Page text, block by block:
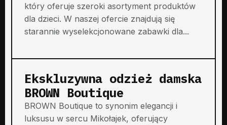
który oferuje szeroki asortyment produktów
dla dzieci. W naszej ofercie znajdują się
starannie wyselekcjonowane zabawki dla...
Ekskluzywna odzież damska
BROWN Boutique
BROWN Boutique to synonim elegancji i
luksusu w sercu Mikołajek, oferujący